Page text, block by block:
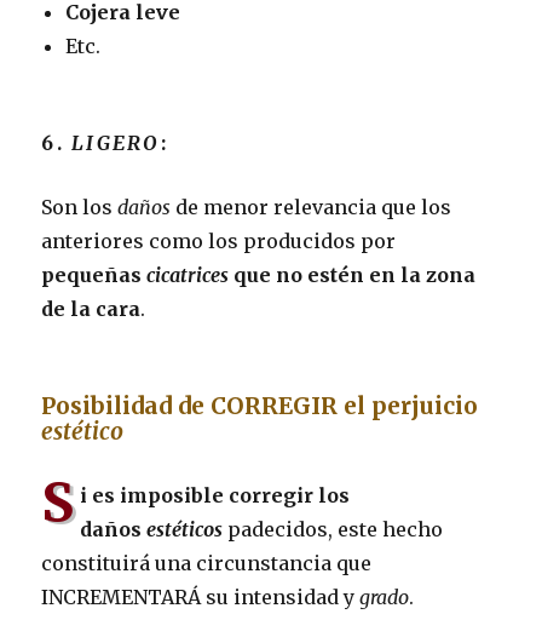
Cojera leve
Etc.
6. LIGERO :
Son losdaños de menor relevancia que los
anteriores como los producidos por
pequeñascicatrices que no estén en la zona
de la cara.
Posibilidad de CORREGIR el perjuicio
estético
S i es imposible corregir los
daños estéticospadecidos, este hecho
constituirá una circunstancia que
INCREMENTARÁ su intensidad ygrado.